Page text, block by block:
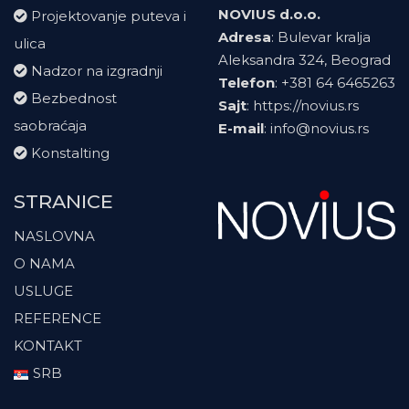
Projektovanje puteva i
ulica
Nadzor na izgradnji
Bezbednost
saobraćaja
Konstalting
NOVIUS d.o.o.
Adresa: Bulevar kralja
Aleksandra 324, Beograd
Telefon: +381 64 6465263
Sajt: https://novius.rs
E-mail: info@novius.rs
STRANICE
NASLOVNA
O NAMA
USLUGE
REFERENCE
KONTAKT
SRB